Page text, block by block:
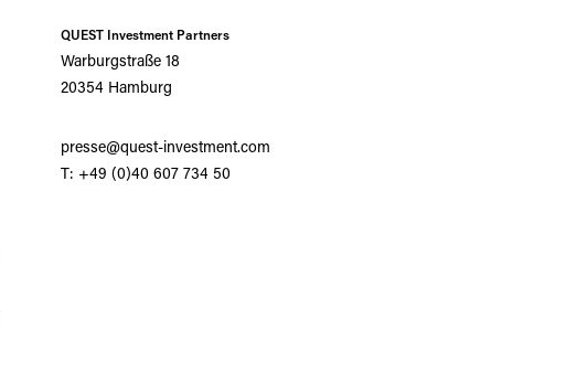
QUEST Investment Partners
Warburgstraße 18
20354 Hamburg
presse@quest-investment.com
T: +49 (0)40 607 734 50